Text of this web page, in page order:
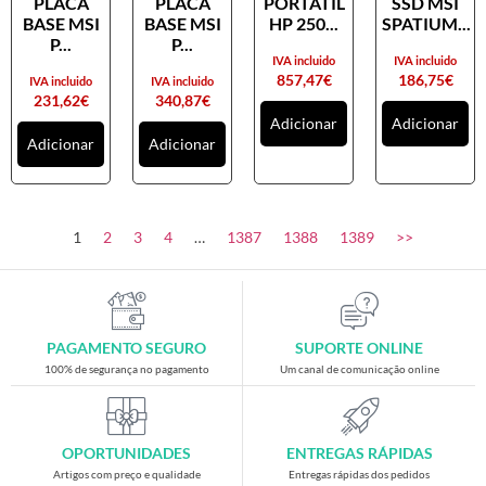
Placas gráficas
SAIS
Ventoínhas
Computadores
All-in-One
Gaming
Acessórios gaming
Cadeiras gaming
Merchandising
BASE MSI
P...
231,62€
IVA incluido
Adicionar
BASE MSI
P...
340,87€
IVA incluido
Adicionar
HP 250...
857,47€
IVA incluido
Adicionar
SPATIUM...
186,75€
IVA incluido
Adicionar
1 2 3 4 … 1387 1388 1389 >>
PAGAMENTO SEGURO
100% de segurança no pagamento
SUPORTE ONLINE
Um canal de comunicação online
OPORTUNIDADES
Artigos com preço e qualidade
ENTREGAS RÁPIDAS
Entregas rápidas dos pedidos